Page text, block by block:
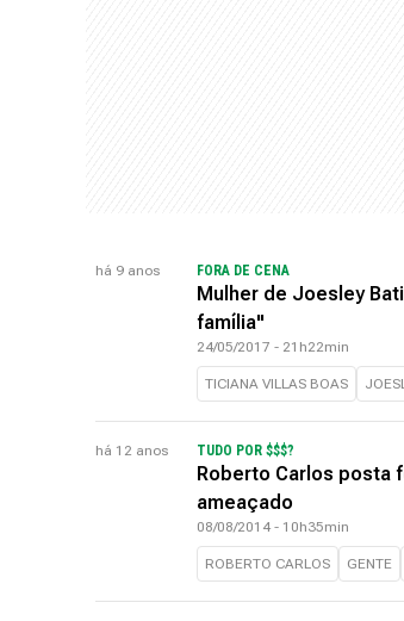
há 9 anos FORA DE CENA
Mulher de Joesley
família"
24/05/2017 - 21h22min
TICIANA VILLAS BOAS
há 12 anos TUDO POR $$$?
Roberto Carlos posta
ameaçado
08/08/2014 - 10h35min
ROBERTO CARLOS GENTE